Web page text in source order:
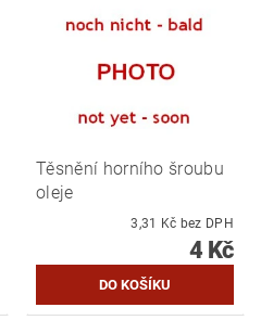
Těsnění horního šroubu
oleje
3,31 Kč bez DPH
4 Kč